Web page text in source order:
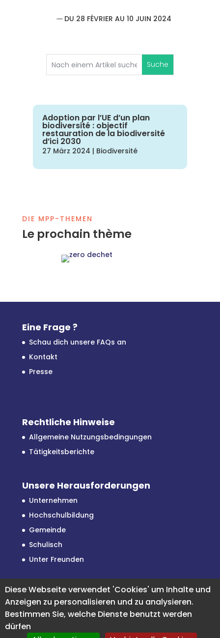
DU 28 FÉVRIER AU 10 JUIN 2024
Adoption par l’UE d’un plan
biodiversité : objectif
restauration de la biodiversité
d’ici 2030
27 März 2024 | Biodiversité
DIE MPP-THEMEN
Le prochain thème
Eine Frage ?
Schau dich unsere FAQs an
Kontakt
Presse
Rechtliche Hinweise
Allgemeine Nutzungsbedingungen
Tätigkeitsberichte
Unsere Herausforderungen
Unternehmen
Hochschulbildung
Gemeinde
Schulisch
Unter Freunden
Facebook Instagram LinkedIn
Unterstützen Sie uns auf1% for the planet
Diese Webseite verwendet 'Cookies' um Inhalte und
Anzeigen zu personalisieren und zu analysieren.
Bestimmen Sie, welche Dienste benutzt werden
dürfen